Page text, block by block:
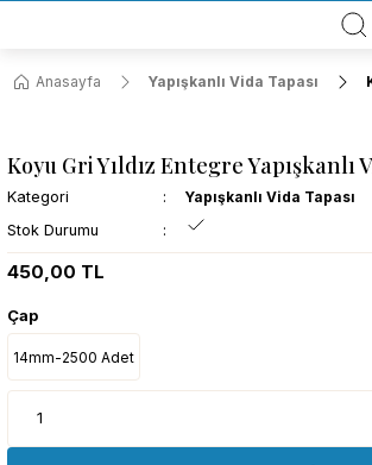
BÜTÜN ALIŞVERİŞLERİNİZDE KARGO
TÜRKİYE GENELİNDE 10.000 MÜŞTERİ
Anasayfa
Yapışkanlı Vida Tapası
Koyu Gri Yıldız Entegre Yapışkanlı
Kategori
Yapışkanlı Vida Tapası
Stok Durumu
450,00 TL
Çap
14mm-2500 Adet